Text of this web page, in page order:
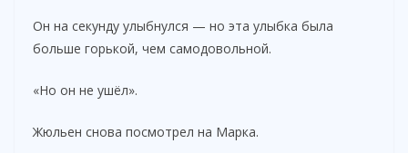
Он на секунду улыбнулся — но эта улыбка была
больше горькой, чем самодовольной.
«Но он не ушёл».
Жюльен снова посмотрел на Марка.